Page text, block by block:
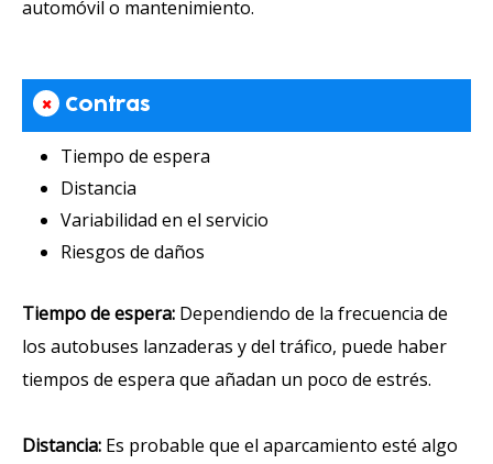
automóvil o mantenimiento.
× Contras
Tiempo de espera
Distancia
Variabilidad en el servicio
Riesgos de daños
Tiempo de espera: Dependiendo de la frecuencia de
los autobuses lanzaderas y del tráfico, puede haber
tiempos de espera que añadan un poco de estrés.
Distancia: Es probable que el aparcamiento esté algo